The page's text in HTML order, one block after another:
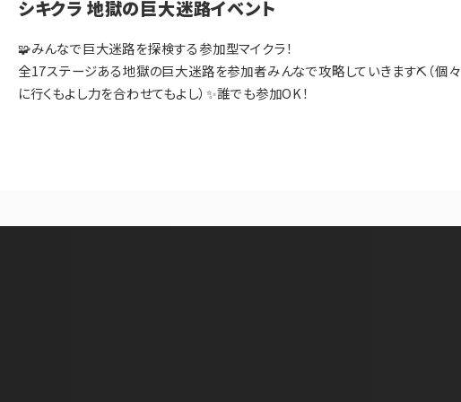
シキクラ 地獄の巨大迷路イベント
🧩みんなで巨大迷路を探検する参加型マイクラ！
全17ステージある地獄の巨大迷路を参加者みんなで攻略していきます⛏️（個々
に行くもよし力を合わせてもよし）✨誰でも参加OK！